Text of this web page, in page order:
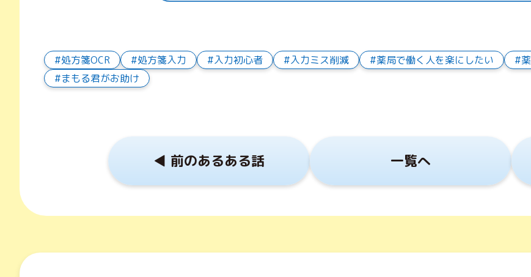
処方箋OCR 処方箋入力 入力初心者 入力ミス削減 薬局で働く人を楽にしたい
まもる君がお助け
◀︎ 前のあるある話 一覧へ